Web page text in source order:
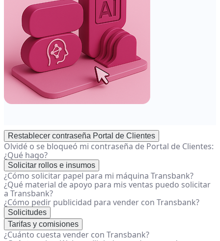
Restablecer contraseña Portal de Clientes
Olvidé o se bloqueó mi contraseña de Portal de Clientes:
¿Qué hago?
Solicitar rollos e insumos
¿Cómo solicitar papel para mi máquina Transbank?
¿Qué material de apoyo para mis ventas puedo solicitar
a Transbank?
¿Cómo pedir publicidad para vender con Transbank?
Solicitudes
Tarifas y comisiones
¿Cuánto cuesta vender con Transbank?